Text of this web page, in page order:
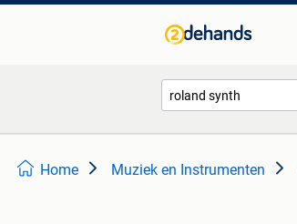
Home Muziek en Instrumenten